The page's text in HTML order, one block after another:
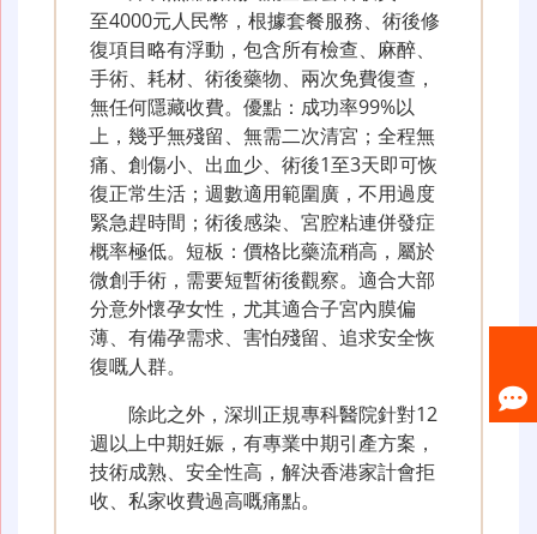
至4000元人民幣，根據套餐服務、術後修
復項目略有浮動，包含所有檢查、麻醉、
手術、耗材、術後藥物、兩次免費復查，
無任何隱藏收費。優點：成功率99%以
上，幾乎無殘留、無需二次清宮；全程無
痛、創傷小、出血少、術後1至3天即可恢
復正常生活；週數適用範圍廣，不用過度
緊急趕時間；術後感染、宮腔粘連併發症
概率極低。短板：價格比藥流稍高，屬於
微創手術，需要短暫術後觀察。適合大部
分意外懷孕女性，尤其適合子宮內膜偏
薄、有備孕需求、害怕殘留、追求安全恢
復嘅人群。
除此之外，深圳正規專科醫院針對12
週以上中期妊娠，有專業中期引產方案，
技術成熟、安全性高，解決香港家計會拒
收、私家收費過高嘅痛點。